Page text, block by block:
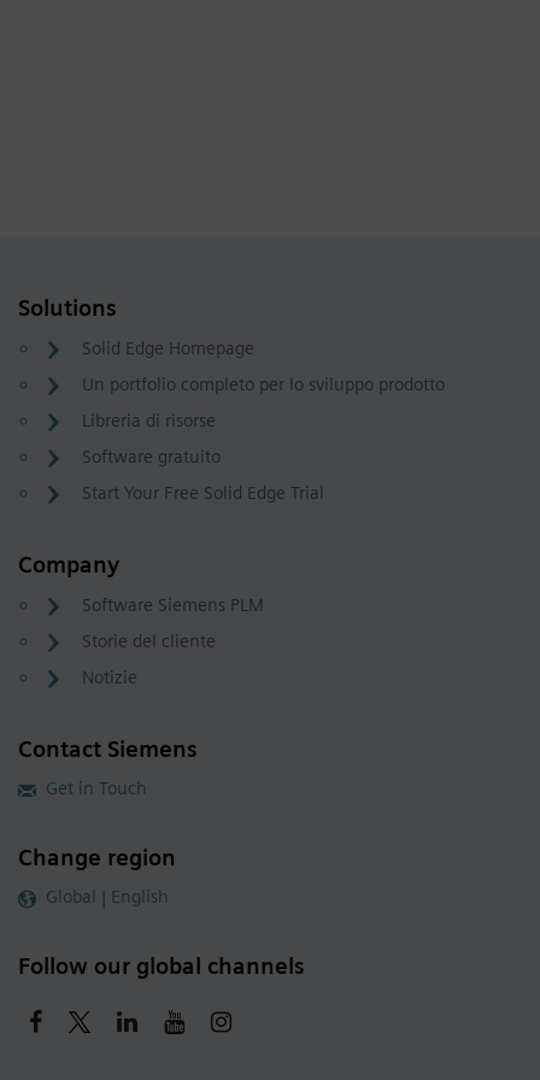
Solutions
Solid Edge Homepage
Un portfolio completo per lo sviluppo prodotto
Libreria di risorse
Software gratuito
Start Your Free Solid Edge Trial
Company
Software Siemens PLM
Storie del cliente
Notizie
Contact Siemens
Get in Touch
Change region
Global | English
Follow our global channels